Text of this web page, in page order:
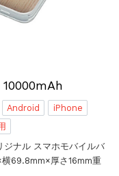
Android
iPhone
ナル スマホモバイルバ
69.8mm×厚さ16mm重